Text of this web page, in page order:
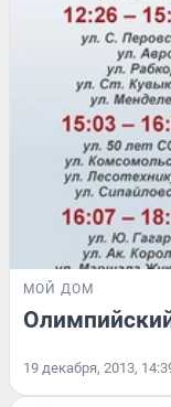
МОЙ ДОМ
19 декабря, 2013,